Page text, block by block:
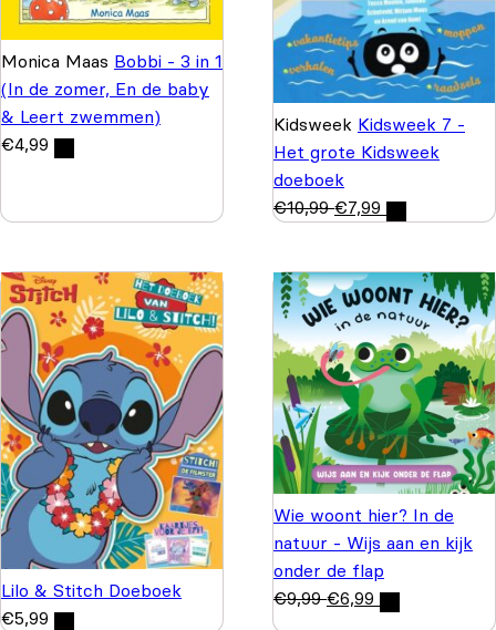
Monica Maas Bobbi - 3 in 1
(In de zomer, En de baby
& Leert zwemmen)
€4,99
Kidsweek Kidsweek 7 -
Het grote Kidsweek
doeboek
€10,99 €7,99
Lilo & Stitch Doeboek
€5,99
Wie woont hier? In de
natuur - Wijs aan en kijk
onder de flap
€9,99 €6,99